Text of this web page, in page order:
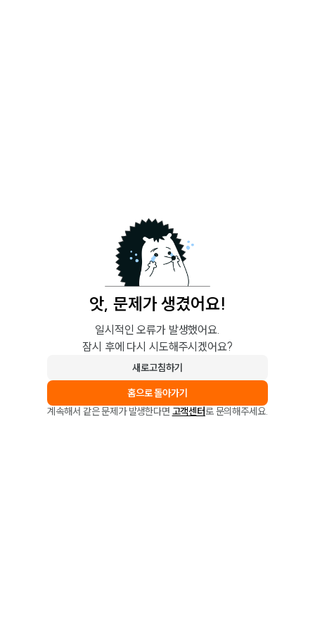
앗, 문제가 생겼어요!
일시적인 오류가 발생했어요.
잠시 후에 다시 시도해주시겠어요?
새로고침하기
홈으로 돌아가기
계속해서 같은 문제가 발생한다면 고객센터로 문의해주세요.